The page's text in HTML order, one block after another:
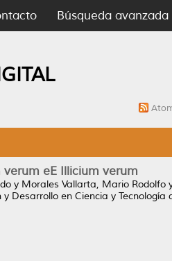
Búsqueda avanzada
eE Illicium verum
y Morales Vallarta, Mario Rodolfo
y Desarrollo en Ciencia y Tecnología